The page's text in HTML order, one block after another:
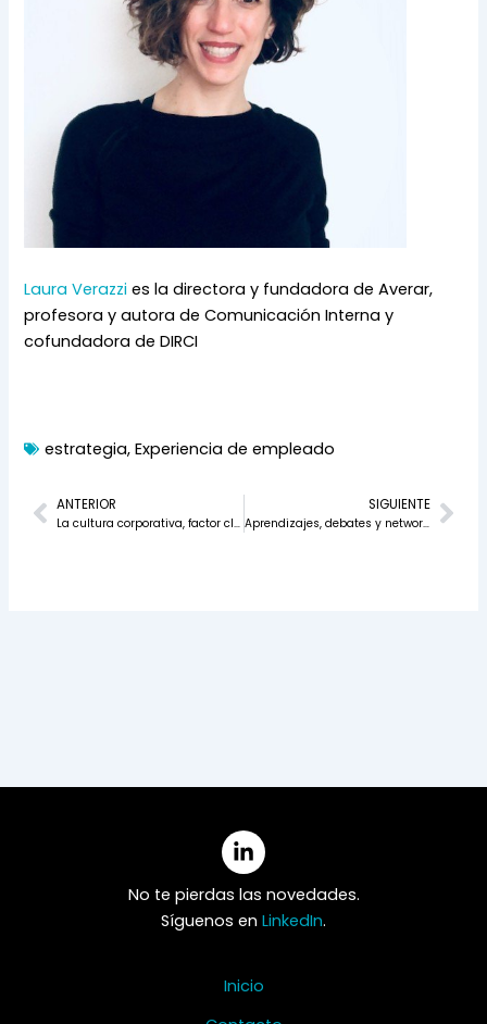
Laura Verazzi es la directora y fundadora de Averar,
profesora y autora de Comunicación Interna y
cofundadora de DIRCI
estrategia,Experiencia de empleado
Prev
ANTERIOR
La cultura corporativa, factor clave en la decisión de dejar una empresa
SIGUIENTE
Aprendizajes, debates y networking en la I Jornada DIRCI
No te pierdas las novedades.
Síguenos en LinkedIn.
Inicio